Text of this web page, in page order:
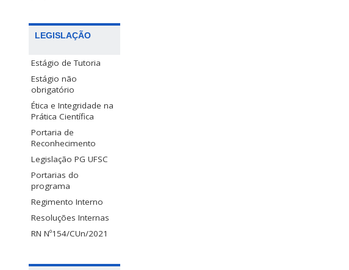
LEGISLAÇÃO
Estágio de Tutoria
Estágio não
obrigatório
Ética e Integridade na
Prática Científica
Portaria de
Reconhecimento
Legislação PG UFSC
Portarias do
programa
Regimento Interno
Resoluções Internas
RN Nº154/CUn/2021